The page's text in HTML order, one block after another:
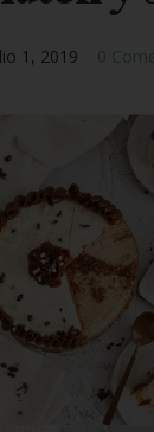
1, 2019 0